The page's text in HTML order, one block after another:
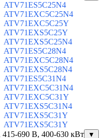
ATV71ES5C25N4
ATV71EXC5C25N4
ATV71EXC5C25Y
ATV71EXS5C25Y
ATV71EXS5C25N4
ATV71ES5C28N4
ATV71EXC5C28N4
ATV71EXS5C28N4
ATV71ES5C31N4
ATV71EXC5C31N4
ATV71EXC5C31Y
ATV71EXS5C31N4
ATV71EXS5C31Y
ATV71EXS5C31Y
415-690 B, 400-630 кВт
▼